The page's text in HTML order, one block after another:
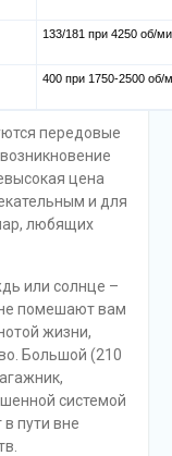
133/181 при 4250 об/
400 при 1750-2500 об/
передовые
цена
и для
любящих
или солнце –
помешают вам
жизни,
Большой (210
системой
пути вне